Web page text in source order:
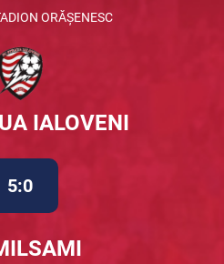
ORĂȘENESC
IALOVENI
5:0